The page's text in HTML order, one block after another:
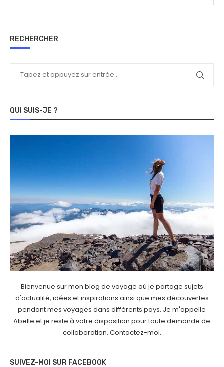
RECHERCHER
QUI SUIS-JE ?
Bienvenue sur mon blog de voyage où je partage sujets
d'actualité, idées et inspirations ainsi que mes découvertes
pendant mes voyages dans différents pays. Je m'appelle
Abelle et je reste à votre disposition pour toute demande de
collaboration. Contactez-moi.
SUIVEZ-MOI SUR FACEBOOK